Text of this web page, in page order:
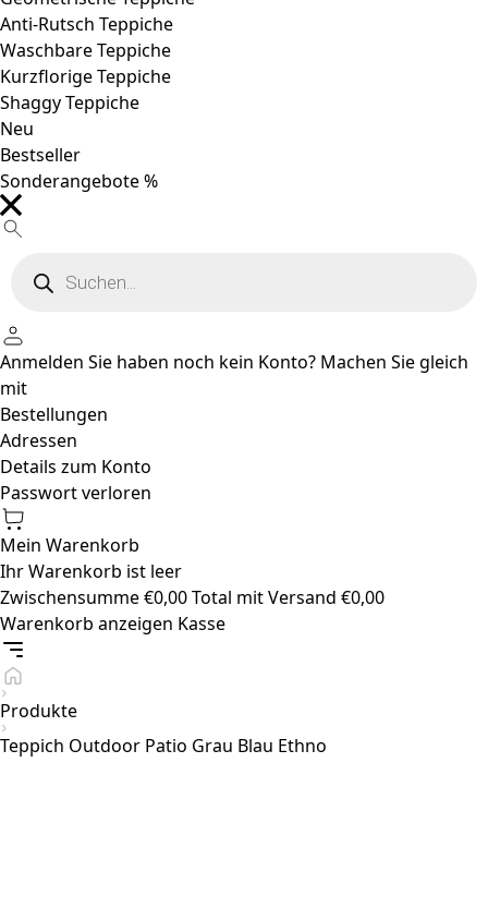
Anti-Rutsch Teppiche
Waschbare Teppiche
Kurzflorige Teppiche
Shaggy Teppiche
Neu
Bestseller
Sonderangebote %
search
Anmelden Sie haben noch kein Konto? Machen Sie gleich
mit
Bestellungen
Adressen
Details zum Konto
Passwort verloren
Mein Warenkorb
Ihr Warenkorb ist leer
Zwischensumme€0,00Total mit Versand €0,00
Warenkorb anzeigen Kasse
Produkte
Teppich Outdoor Patio Grau Blau Ethno